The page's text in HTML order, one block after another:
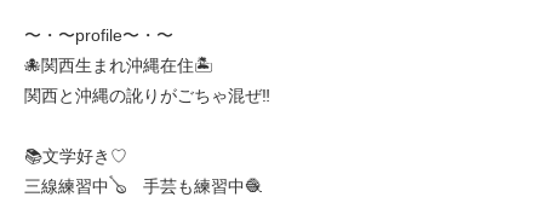
〜・〜profile〜・〜
🐙関西生まれ沖縄在住🏝️
関西と沖縄の訛りがごちゃ混ぜ‼️
📚文学好き♡
三線練習中🪕 手芸も練習中🧶